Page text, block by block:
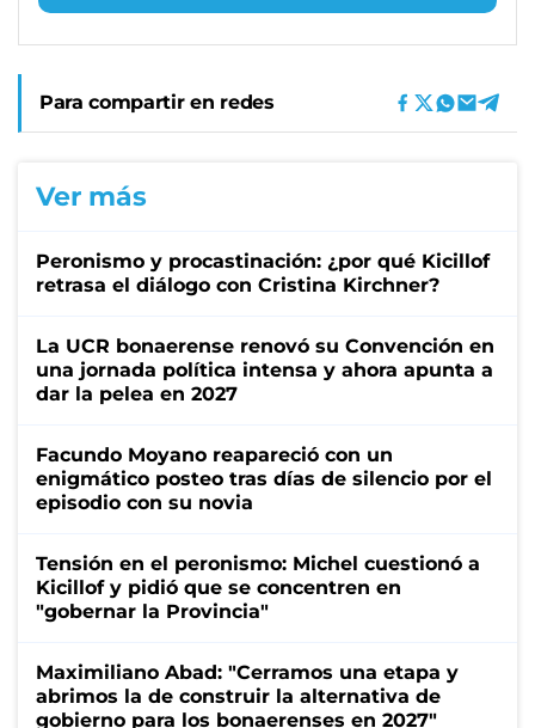
Para compartir en redes
Ver más
Peronismo y procastinación: ¿por qué Kicillof
retrasa el diálogo con Cristina Kirchner?
La UCR bonaerense renovó su Convención en
una jornada política intensa y ahora apunta a
dar la pelea en 2027
Facundo Moyano reapareció con un
enigmático posteo tras días de silencio por el
episodio con su novia
Tensión en el peronismo: Michel cuestionó a
Kicillof y pidió que se concentren en
"gobernar la Provincia"
Maximiliano Abad: "Cerramos una etapa y
abrimos la de construir la alternativa de
gobierno para los bonaerenses en 2027"